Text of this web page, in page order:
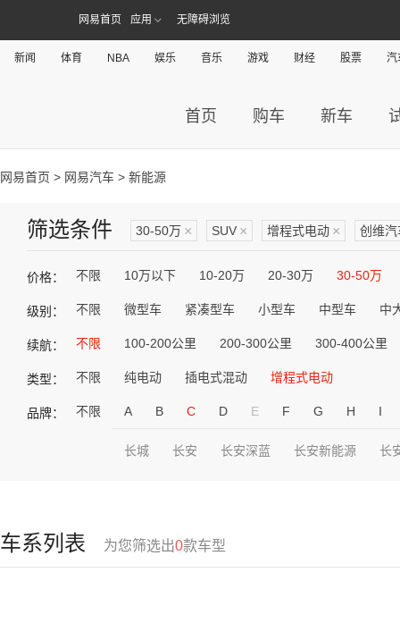
网易首页 应用 无障碍浏览
新闻 体育 NBA 娱乐 音乐 游戏 财经 股票 汽
首页 购车 新车
网易首页 > 网易汽车 > 新能源
筛选条件 30-50万 × SUV × 增程式电动 × 创维汽
价格： 不限 10万以下 10-20万 20-30万 30-50万
级别： 不限 微型车 紧凑型车 小型车 中型车 中
续航： 不限 100-200公里 200-300公里 300-400公里
类型： 不限 纯电动 插电式混动 增程式电动
品牌： 不限 A B C D E F G H I
长城 长安 长安深蓝 长安新能源 长
车系列表 为您筛选出0款车型